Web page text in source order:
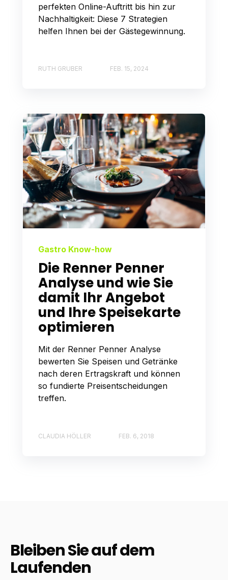
perfekten Online-Auftritt bis hin zur
Nachhaltigkeit: Diese 7 Strategien
helfen Ihnen bei der Gästegewinnung.
RUTH GRUBER FEB. 15, 2024
Gastro Know-how
Die Renner Penner
Analyse und wie Sie
damit Ihr Angebot
und Ihre Speisekarte
optimieren
Mit der Renner Penner Analyse
bewerten Sie Speisen und Getränke
nach deren Ertragskraft und können
so fundierte Preisentscheidungen
treffen.
CLAUDIA HÖLLER FEB. 6, 2018
Bleiben Sie auf dem
Laufenden